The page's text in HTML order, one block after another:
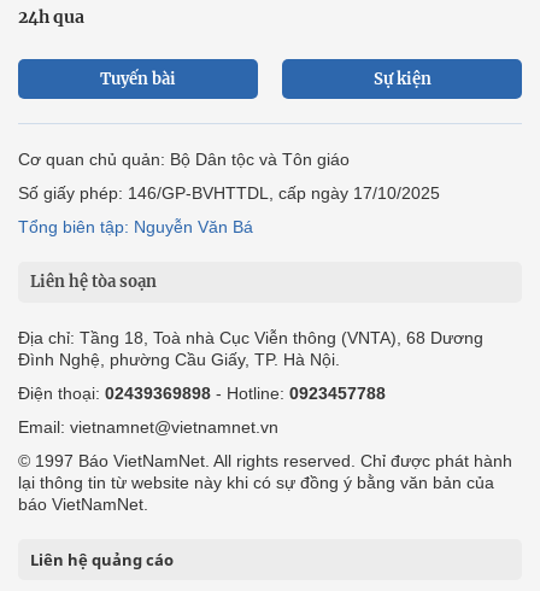
24h qua
Tuyến bài Sự kiện
Cơ quan chủ quản: Bộ Dân tộc và Tôn giáo
Số giấy phép: 146/GP-BVHTTDL, cấp ngày 17/10/2025
Tổng biên tập: Nguyễn Văn Bá
Liên hệ tòa soạn
Địa chỉ: Tầng 18, Toà nhà Cục Viễn thông (VNTA), 68 Dương
Đình Nghệ, phường Cầu Giấy, TP. Hà Nội.
Điện thoại: 02439369898 - Hotline: 0923457788
Email: vietnamnet@vietnamnet.vn
© 1997 Báo VietNamNet. All rights reserved. Chỉ được phát hành
lại thông tin từ website này khi có sự đồng ý bằng văn bản của
báo VietNamNet.
Liên hệ quảng cáo